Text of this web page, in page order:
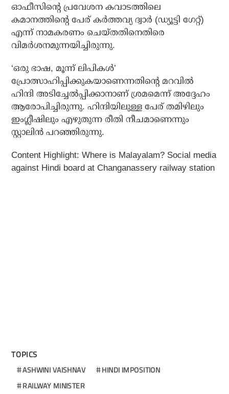
ഓഫീസിന്റെ പ്രവേശന കവാടത്തിലെ
കമാനത്തിന്റെ പേര് കര്‍ത്തവ്യ ദ്വാര്‍ (ഡ്യൂട്ടി ഗേറ്റ്)
എന്ന് നാമകരണം ചെയ്തതിനെതിരെ
വിമര്‍ശനമുന്നയിച്ചിരുന്നു.
‘ഒരു ഭാഷ, മൂന്ന് ലിപികള്‍’
പ്രോത്സാഹിപ്പിക്കുകയാണെന്നതിന്റെ മറവില്‍
ഹിന്ദി അടിച്ചേല്‍പ്പിക്കാനാണ് ശ്രമമെന്ന് അദ്ദേഹം
ആരോപിച്ചിരുന്നു. ഹിന്ദിയിലുള്ള പേര് തമിഴിലും
ഇംഗ്ലീഷിലും എഴുതുന്ന രീതി നീചമാണെന്നും
സ്റ്റാലിന്‍ പറഞ്ഞിരുന്നു.
Content Highlight: Where is Malayalam? Social media
against Hindi board at Changanassery railway station
TOPICS
ASHWINI VAISHNAV
HINDI IMPOSITION
RAILWAY MINISTER